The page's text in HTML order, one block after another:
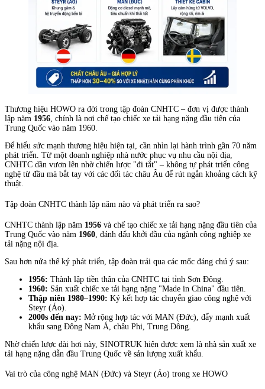
Thương hiệu HOWO ra đời trong tập đoàn CNHTC – đơn vị được thành
lập năm 1956, chính là nơi chế tạo chiếc xe tải hạng nặng đầu tiên của
Trung Quốc vào năm 1960.
Để hiểu sức mạnh thương hiệu hiện tại, cần nhìn lại hành trình gần 70 năm
phát triển. Từ một doanh nghiệp nhà nước phục vụ nhu cầu nội địa,
CNHTC dần vươn lên nhờ chiến lược "đi tắt" – không tự phát triển công
nghệ từ đầu mà bắt tay với các đối tác châu Âu để rút ngắn khoảng cách kỹ
thuật.
Tập đoàn CNHTC thành lập năm nào và phát triển ra sao?
CNHTC thành lập năm 1956 và chế tạo chiếc xe tải hạng nặng đầu tiên của
Trung Quốc vào năm 1960 , đánh dấu khởi đầu của ngành công nghiệp xe
tải nặng nội địa.
Sau hơn nửa thế kỷ phát triển, tập đoàn trải qua các mốc đáng chú ý sau:
1956: Thành lập tiền thân của CNHTC tại tỉnh Sơn Đông.
1960: Sản xuất chiếc xe tải hạng nặng "Made in China" đầu tiên.
Thập niên 1980–1990: Ký kết hợp tác chuyển giao công nghệ với
Steyr (Áo).
2000s đến nay: Mở rộng hợp tác với MAN (Đức), đẩy mạnh xuất
khẩu sang Đông Nam Á, châu Phi, Trung Đông.
Nhờ chiến lược dài hơi này, SINOTRUK hiện được xem là nhà sản xuất xe
tải hạng nặng dẫn đầu Trung Quốc về sản lượng xuất khẩu.
Vai trò của công nghệ MAN (Đức) và Steyr (Áo) trong xe HOWO